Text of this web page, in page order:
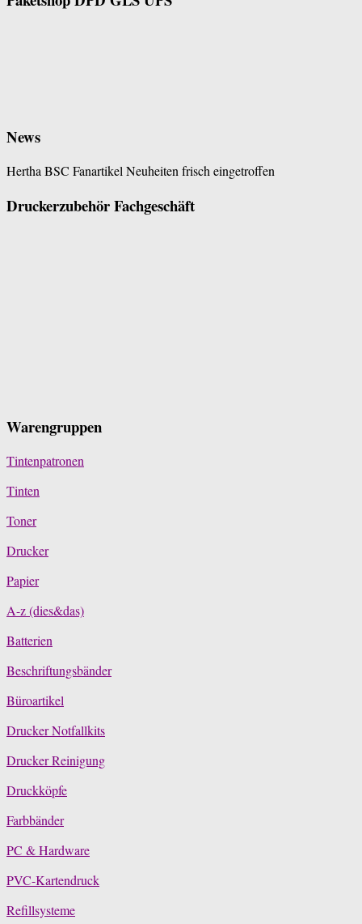
News
Hertha BSC Fanartikel Neuheiten frisch eingetroffen
Druckerzubehör Fachgeschäft
Warengruppen
Tintenpatronen
Tinten
Toner
Drucker
Papier
A-z (dies&das)
Batterien
Beschriftungsbänder
Büroartikel
Drucker Notfallkits
Drucker Reinigung
Druckköpfe
Farbbänder
PC & Hardware
PVC-Kartendruck
Refillsysteme